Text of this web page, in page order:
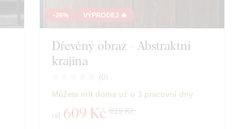
-26% VÝPRODEJ 🔥
Dřevěný obraz - Abstraktní
krajina
(0)
Můžete mít doma už o 3 pracovní dny
od 609 Kč 819 Kč